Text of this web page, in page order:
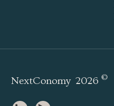
NextConomy 2026©